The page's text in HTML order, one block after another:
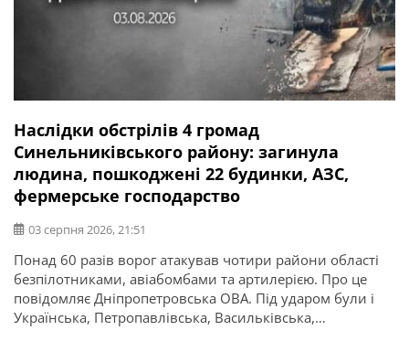
Наслідки обстрілів 4 громад
Синельниківського району: загинула
людина, пошкоджені 22 будинки, АЗС,
фермерське господарство
03 серпня 2026, 21:51
Понад 60 разів ворог атакував чотири райони області
безпілотниками, авіабомбами та артилерією. Про це
повідомляє Дніпропетровська ОВА. Під ударом були і
Українська, Петропавлівська, Васильківська,